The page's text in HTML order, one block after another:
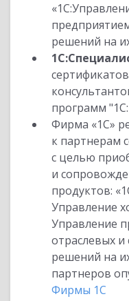
решений на
программ
Фирма «1С»
к партнерам
с целью
и
продуктов:
Управление
Управление
отраслевых
решений на
партнеров
Фирмы 1С